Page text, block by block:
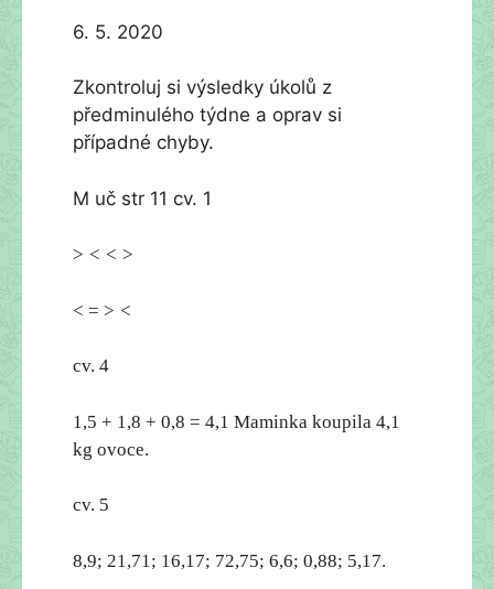
6. 5. 2020
Zkontroluj si výsledky úkolů z
předminulého týdne a oprav si
případné chyby.
M uč str 11 cv. 1
> < < >
< = > <
cv. 4
1,5 + 1,8 + 0,8 = 4,1 Maminka koupila 4,1
kg ovoce.
cv. 5
8,9; 21,71; 16,17; 72,75; 6,6; 0,88; 5,17.